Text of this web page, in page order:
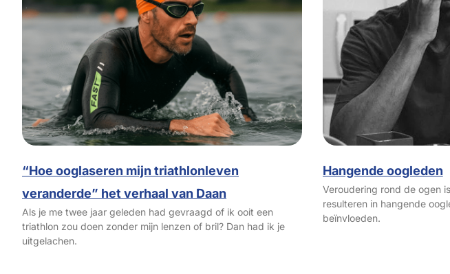
“Hoe ooglaseren mijn triathlonleven
veranderde” het verhaal van Daan
Als je me twee jaar geleden had gevraagd of ik ooit een
triathlon zou doen zonder mijn lenzen of bril? Dan had ik je
uitgelachen.
Hangende oogleden
Veroudering rond de ogen
resulteren in hangende
beïnvloeden.